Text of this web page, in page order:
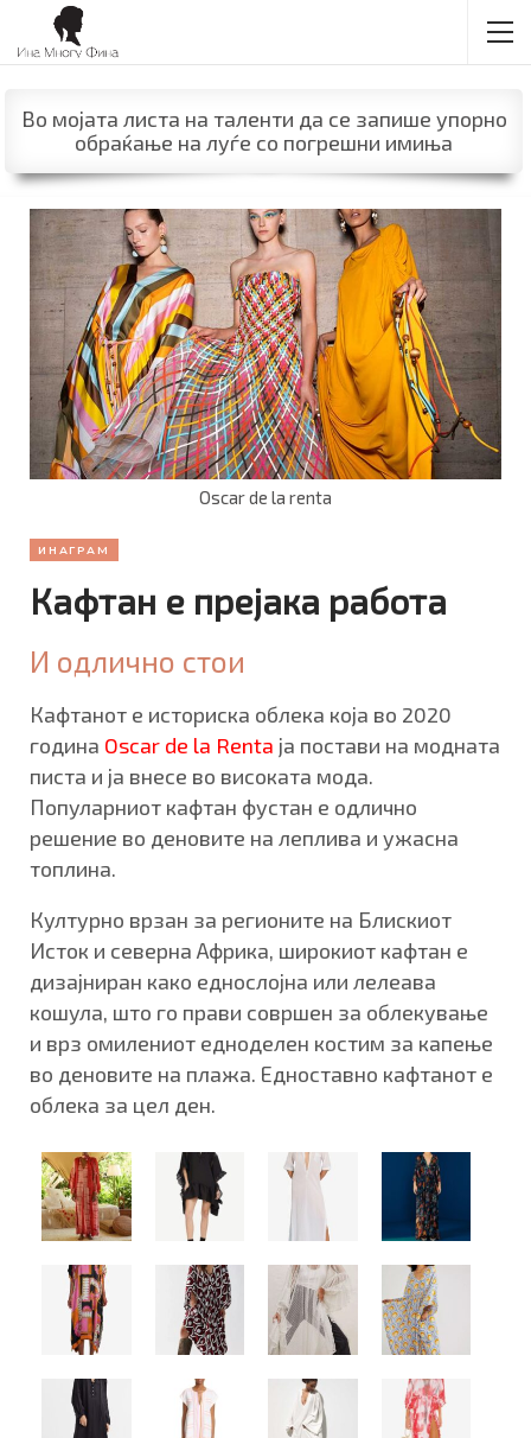
Во мојата листа на таленти да се запише упорно
обраќање на луѓе со погрешни имиња
Oscar de la renta
ИНАГРАМ
Кафтан е прејака работа
И одлично стои
Кафтанот е историска облека која во 2020
година Oscar de la Renta ја постави на модната
писта и ја внесе во високата мода.
Популарниот кафтан фустан е одлично
решение во деновите на леплива и ужасна
топлина.
Културно врзан за регионите на Блискиот
Исток и северна Африка, широкиот кафтан е
дизајниран како еднослојна или лелеава
кошула, што го прави совршен за облекување
и врз омилениот едноделен костим за капење
во деновите на плажа. Едноставно кафтанот е
облека за цел ден.